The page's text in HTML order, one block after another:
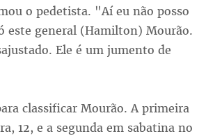
o pedetista. "Aí eu não posso
este general (Hamilton) Mourão.
Ele é um jumento de
classificar Mourão. A primeira
12, e a segunda em sabatina no